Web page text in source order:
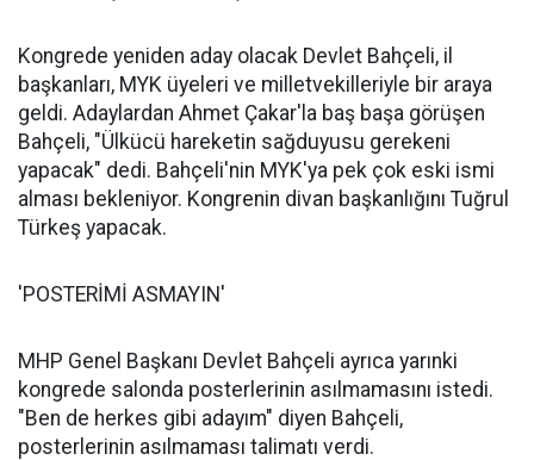
Kongrede yeniden aday olacak Devlet Bahçeli, il
başkanları, MYK üyeleri ve milletvekilleriyle bir araya
geldi. Adaylardan Ahmet Çakar'la baş başa görüşen
Bahçeli, "Ülkücü hareketin sağduyusu gerekeni
yapacak" dedi. Bahçeli'nin MYK'ya pek çok eski ismi
alması bekleniyor. Kongrenin divan başkanlığını Tuğrul
Türkeş yapacak.
'POSTERİMİ ASMAYIN'
MHP Genel Başkanı Devlet Bahçeli ayrıca yarınki
kongrede salonda posterlerinin asılmamasını istedi.
"Ben de herkes gibi adayım" diyen Bahçeli,
posterlerinin asılmaması talimatı verdi.